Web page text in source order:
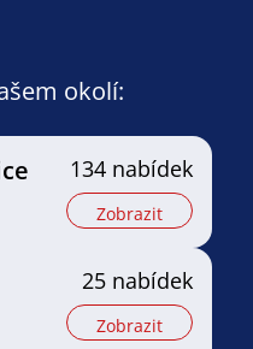
okolí:
134 nabídek
Zobrazit
25 nabídek
Zobrazit